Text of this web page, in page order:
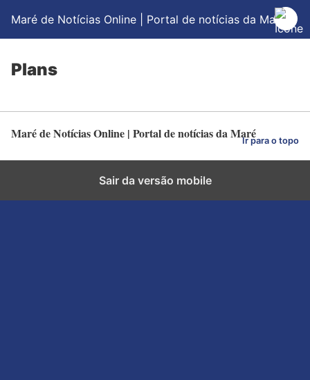
Maré de Notícias Online | Portal de notícias da Maré
Plans
Maré de Notícias Online | Portal de notícias da MaréIr para o topo
Sair da versão mobile